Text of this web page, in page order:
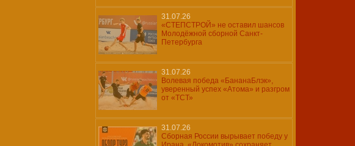
31.07.26
«СТЕПСТРОЙ» не оставил шансов
Молодёжной сборной Санкт-
Петербурга
31.07.26
Волевая победа «БананаБлэк»,
уверенный успех «Атома» и разгром
от «ТСТ»
31.07.26
Сборная России вырывает победу у